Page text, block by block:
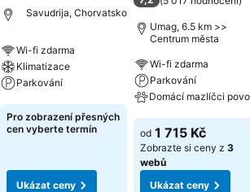
Savudrija, Chorvatsko
Wi-fi zdarma
Klimatizace
Parkování
Ukázat ceny
Pro zobrazení přesných
cen vyberte termín
Ukázat ceny
Umag, 6.5 km >>
Centrum města
Wi-fi zdarma
Parkování
Ukázat ceny
od 1 715 Kč
Zobrazte si ceny z 3
webů
Ukázat ceny